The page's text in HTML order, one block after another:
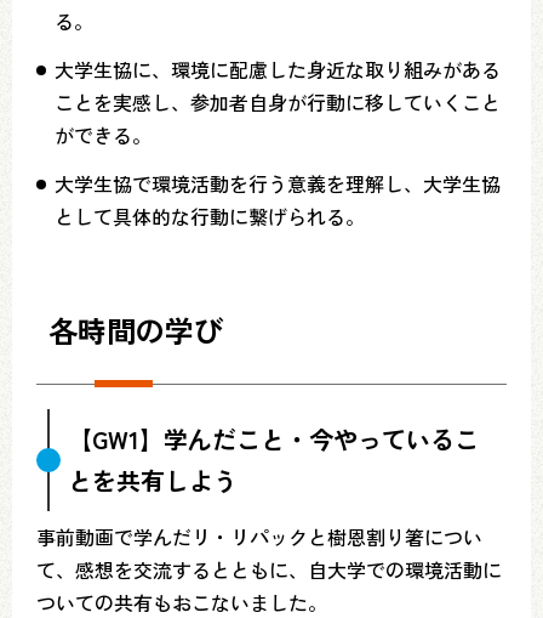
る。
大学生協に、環境に配慮した身近な取り組みがある
ことを実感し、参加者自身が行動に移していくこと
ができる。
大学生協で環境活動を行う意義を理解し、大学生協
として具体的な行動に繋げられる。
各時間の学び
【GW1】学んだこと・今やっているこ
とを共有しよう
事前動画で学んだリ・リパックと樹恩割り箸につい
て、感想を交流するとともに、自大学での環境活動に
ついての共有もおこないました。